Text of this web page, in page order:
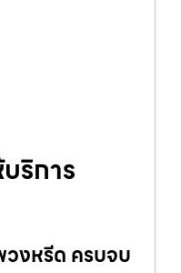
ริการ
งหรีด ครบจบ